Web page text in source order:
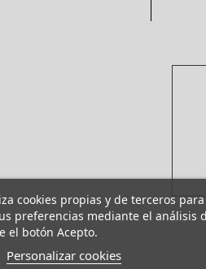
cookies propias y de terceros
preferencias mediante el análisis
el botón Acepto.
Personalizar cookies